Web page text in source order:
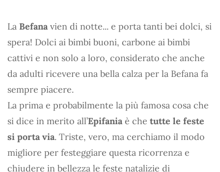
La Befana vien di notte... e porta tanti bei dolci, si
spera! Dolci ai bimbi buoni, carbone ai bimbi
cattivi e non solo a loro, considerato che anche
da adulti ricevere una bella calza per la Befana fa
sempre piacere.
La prima e probabilmente la più famosa cosa che
si dice in merito all’Epifania è che tutte le feste
si porta via. Triste, vero, ma cerchiamo il modo
migliore per festeggiare questa ricorrenza e
chiudere in bellezza le feste natalizie di